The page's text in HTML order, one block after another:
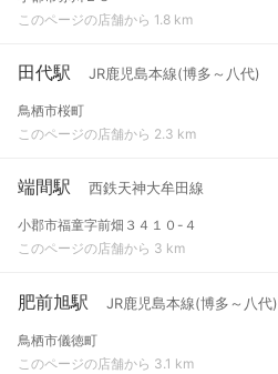
このページの店舗から 1.8 km
田代駅 JR鹿児島本線(博多～八代)
鳥栖市桜町
このページの店舗から 2.3 km
端間駅 西鉄天神大牟田線
小郡市福童字前畑３４１０-４
このページの店舗から 3 km
肥前旭駅 JR鹿児島本線(博多～八代)
鳥栖市儀徳町
このページの店舗から 3.1 km